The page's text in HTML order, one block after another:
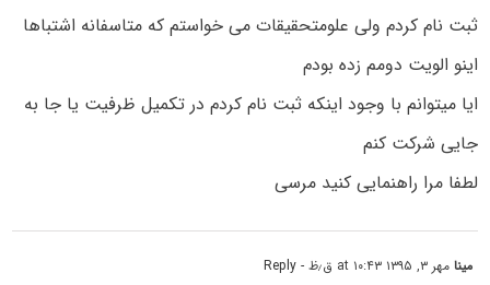
ثبت نام کردم ولی علومتحقیقات می خواستم که متاسفانه اشتباها
اینو الویت دومم زده بودم
ایا میتوانم با وجود اینکه ثبت نام کردم در تکمیل ظرفیت یا جا به
جایی شرکت کنم
لطفا مرا راهنمایی کنید مرسی
مینامهر ۳, ۱۳۹۵ at ۱۰:۴۳ ق٫ظ - Reply